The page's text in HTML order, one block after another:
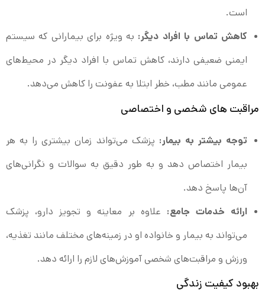
است.
کاهش تماس با افراد دیگر:به ویژه برای بیمارانی که سیستم
ایمنی ضعیفی دارند، کاهش تماس با افراد دیگر در محیط‌های
عمومی مانند مطب، خطر ابتلا به عفونت را کاهش می‌دهد.
مراقبت‌ های شخصی و اختصاصی
توجه بیشتر به بیمار:پزشک می‌تواند زمان بیشتری را به هر
بیمار اختصاص دهد و به طور دقیق به سوالات و نگرانی‌های
آن‌ها پاسخ دهد.
ارائه خدمات جامع:علاوه بر معاینه و تجویز دارو، پزشک
می‌تواند به بیمار و خانواده او در زمینه‌های مختلف مانند تغذیه،
ورزش و مراقبت‌های شخصی آموزش‌های لازم را ارائه دهد.
بهبود کیفیت زندگی